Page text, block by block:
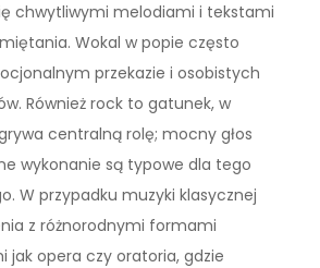
chwytliwymi melodiami i tekstami
Wokal w popie często
przekazie i osobistych
Również rock to gatunek, w
centralną rolę; mocny głos
wykonanie są typowe dla tego
W przypadku muzyki klasycznej
z różnorodnymi formami
jak opera czy oratoria, gdzie